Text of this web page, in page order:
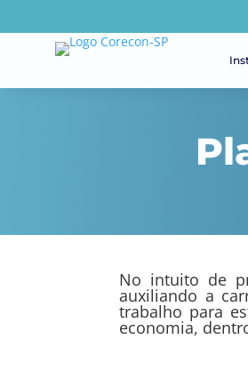
No intuito de
auxiliando a
trabalho para
economia,